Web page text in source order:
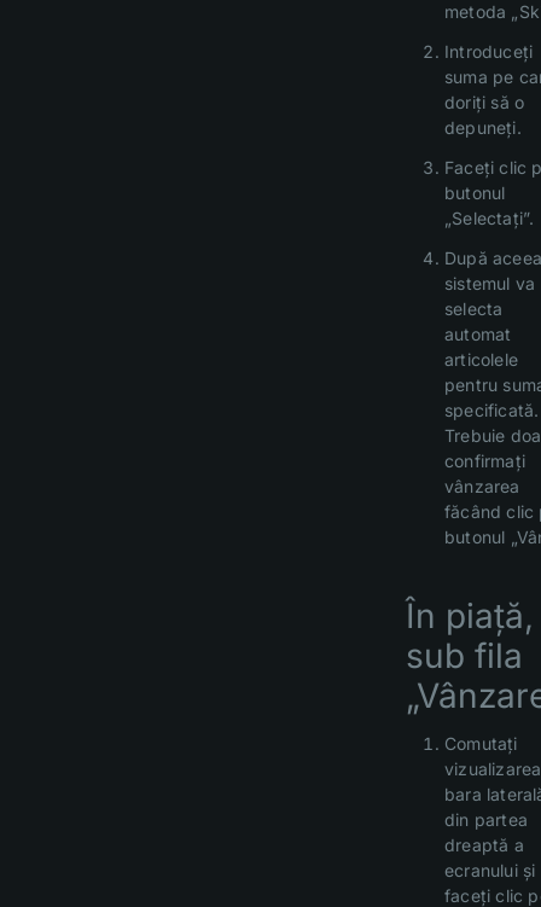
metoda
Introduceți
suma pe
doriți să o
depuneți.
Faceți clic
butonul
„Selectați”.
După
sistemul va
selecta
automat
articolele
pentru
specificată.
Trebuie
confirmați
vânzarea
făcând clic
butonul
În piață,
sub fila
Comutați
bara
din partea
dreaptă a
ecranului și
faceți clic